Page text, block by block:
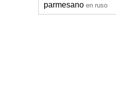
parmesano en ruso